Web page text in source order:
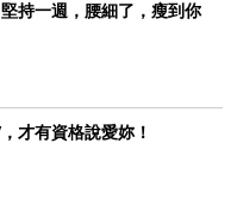
持一週，腰細了，瘦到你
才有資格說愛妳！